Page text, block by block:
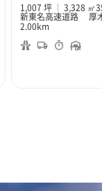
1,007 坪
3,328 ㎡
新東名高速道路 厚
2.00km